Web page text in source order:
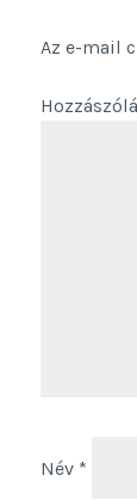
Az e-mail
Név *